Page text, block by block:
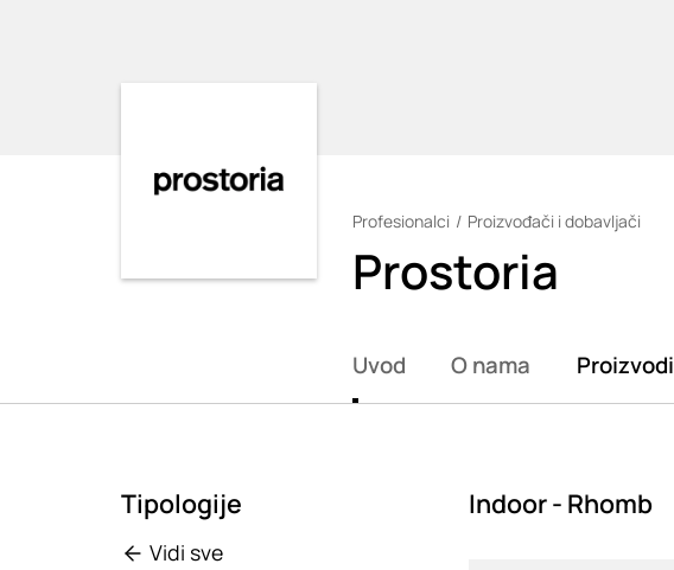
Profesionalci Proizvođači i dobavljači
Prostoria
Uvod O nama Proizvodi
Tipologije
Vidi sve
Indoor - Rhomb